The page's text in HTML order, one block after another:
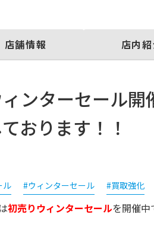
店舗情報 店内
ンターセール
おります！！
ル #ウィンターセール #買取強化
初売りウィンターセールを開催中